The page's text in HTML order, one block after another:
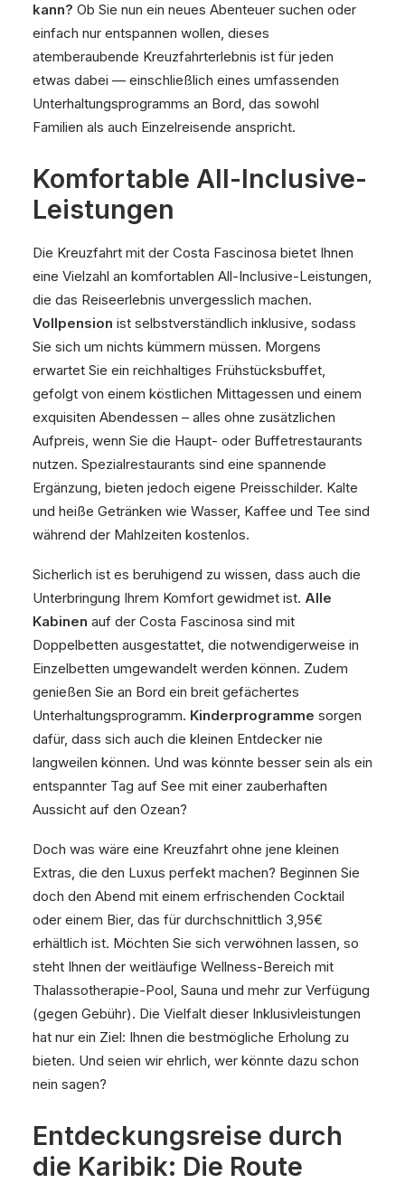
kann? Ob Sie nun ein neues Abenteuer suchen oder
einfach nur entspannen wollen, dieses
atemberaubende Kreuzfahrterlebnis ist für jeden
etwas dabei — einschließlich eines umfassenden
Unterhaltungsprogramms an Bord, das sowohl
Familien als auch Einzelreisende anspricht.
Komfortable All-Inclusive-
Leistungen
Die Kreuzfahrt mit der Costa Fascinosa bietet Ihnen
eine Vielzahl an komfortablen All-Inclusive-Leistungen,
die das Reiseerlebnis unvergesslich machen.
Vollpension ist selbstverständlich inklusive, sodass
Sie sich um nichts kümmern müssen. Morgens
erwartet Sie ein reichhaltiges Frühstücksbuffet,
gefolgt von einem köstlichen Mittagessen und einem
exquisiten Abendessen – alles ohne zusätzlichen
Aufpreis, wenn Sie die Haupt- oder Buffetrestaurants
nutzen. Spezialrestaurants sind eine spannende
Ergänzung, bieten jedoch eigene Preisschilder. Kalte
und heiße Getränken wie Wasser, Kaffee und Tee sind
während der Mahlzeiten kostenlos.
Sicherlich ist es beruhigend zu wissen, dass auch die
Unterbringung Ihrem Komfort gewidmet ist. Alle
Kabinen auf der Costa Fascinosa sind mit
Doppelbetten ausgestattet, die notwendigerweise in
Einzelbetten umgewandelt werden können. Zudem
genießen Sie an Bord ein breit gefächertes
Unterhaltungsprogramm. Kinderprogramme sorgen
dafür, dass sich auch die kleinen Entdecker nie
langweilen können. Und was könnte besser sein als ein
entspannter Tag auf See mit einer zauberhaften
Aussicht auf den Ozean?
Doch was wäre eine Kreuzfahrt ohne jene kleinen
Extras, die den Luxus perfekt machen? Beginnen Sie
doch den Abend mit einem erfrischenden Cocktail
oder einem Bier, das für durchschnittlich 3,95€
erhältlich ist. Möchten Sie sich verwöhnen lassen, so
steht Ihnen der weitläufige Wellness-Bereich mit
Thalassotherapie-Pool, Sauna und mehr zur Verfügung
(gegen Gebühr). Die Vielfalt dieser Inklusivleistungen
hat nur ein Ziel: Ihnen die bestmögliche Erholung zu
bieten. Und seien wir ehrlich, wer könnte dazu schon
nein sagen?
Entdeckungsreise durch
die Karibik: Die Route